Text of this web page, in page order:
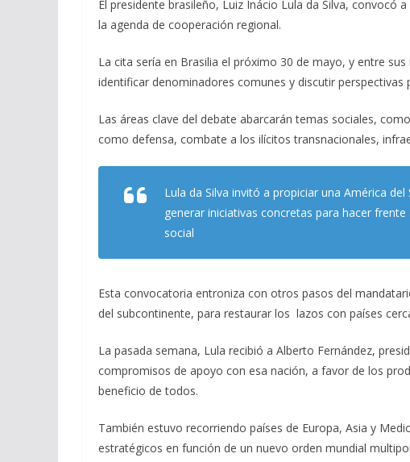
o
o
k
a
m
A
p
p
ti
r
El presidente brasileño, Luiz Inácio Lula da Silva, convocó
la agenda de cooperación regional.
La cita sería en Brasilia el próximo 30 de mayo, y entre
identificar denominadores comunes y discutir perspectivas
Las áreas clave del debate abarcarán temas sociales,
como defensa, combate a los ilícitos transnacionales,
Lula da Silva invitó a propiciar una América
generar iniciativas concretas para hacer
social
Esta convocatoria entroniza con otros pasos del
del subcontinente, para restaurar los lazos con países
La pasada semana, Lula recibió a Alberto Fernández,
compromisos de apoyo con esa nación, a favor de los
beneficio de todos.
También estuvo recorriendo países de Europa, Asia y
estratégicos en función de un nuevo orden mundial